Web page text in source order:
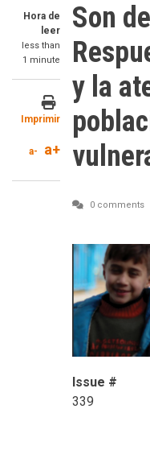
Hora de
leer
less than
1 minute
Imprimir
a- a+
Son
y la
0 comments
Issue #
339